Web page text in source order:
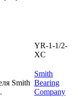
YR-1-1/2-
XC
Smith
Smith
Bearing
Company